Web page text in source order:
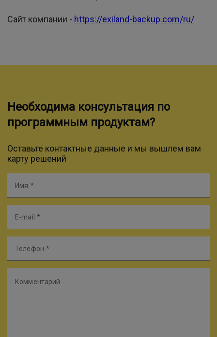
Сайт компании - https://exiland-backup.com/ru/
Необходима консультация по
программным продуктам?
Оставьте контактные данные и мы вышлем вам
карту решений
Имя
E-mail
Телефон
Комментарий